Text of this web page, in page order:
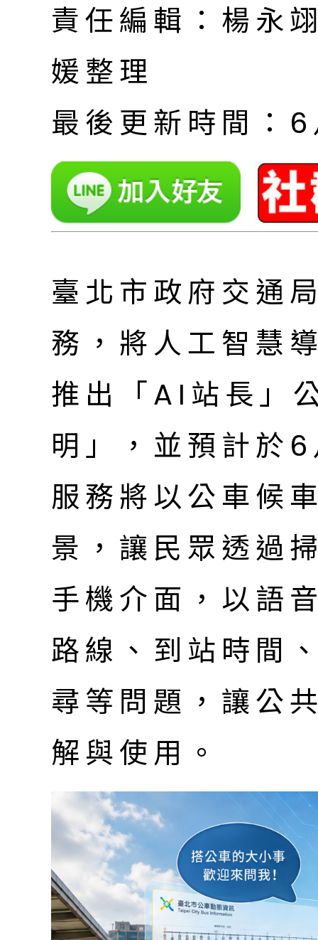
責任編輯：楊永
媛整理
最後更新時間
臺北市政府交通
務，將人工智慧
推出「AI站長」
明」，並預計於
服務將以公車候
景，讓民眾透過
手機介面，以語
路線、到站時間
尋等問題，讓公
解與使用。